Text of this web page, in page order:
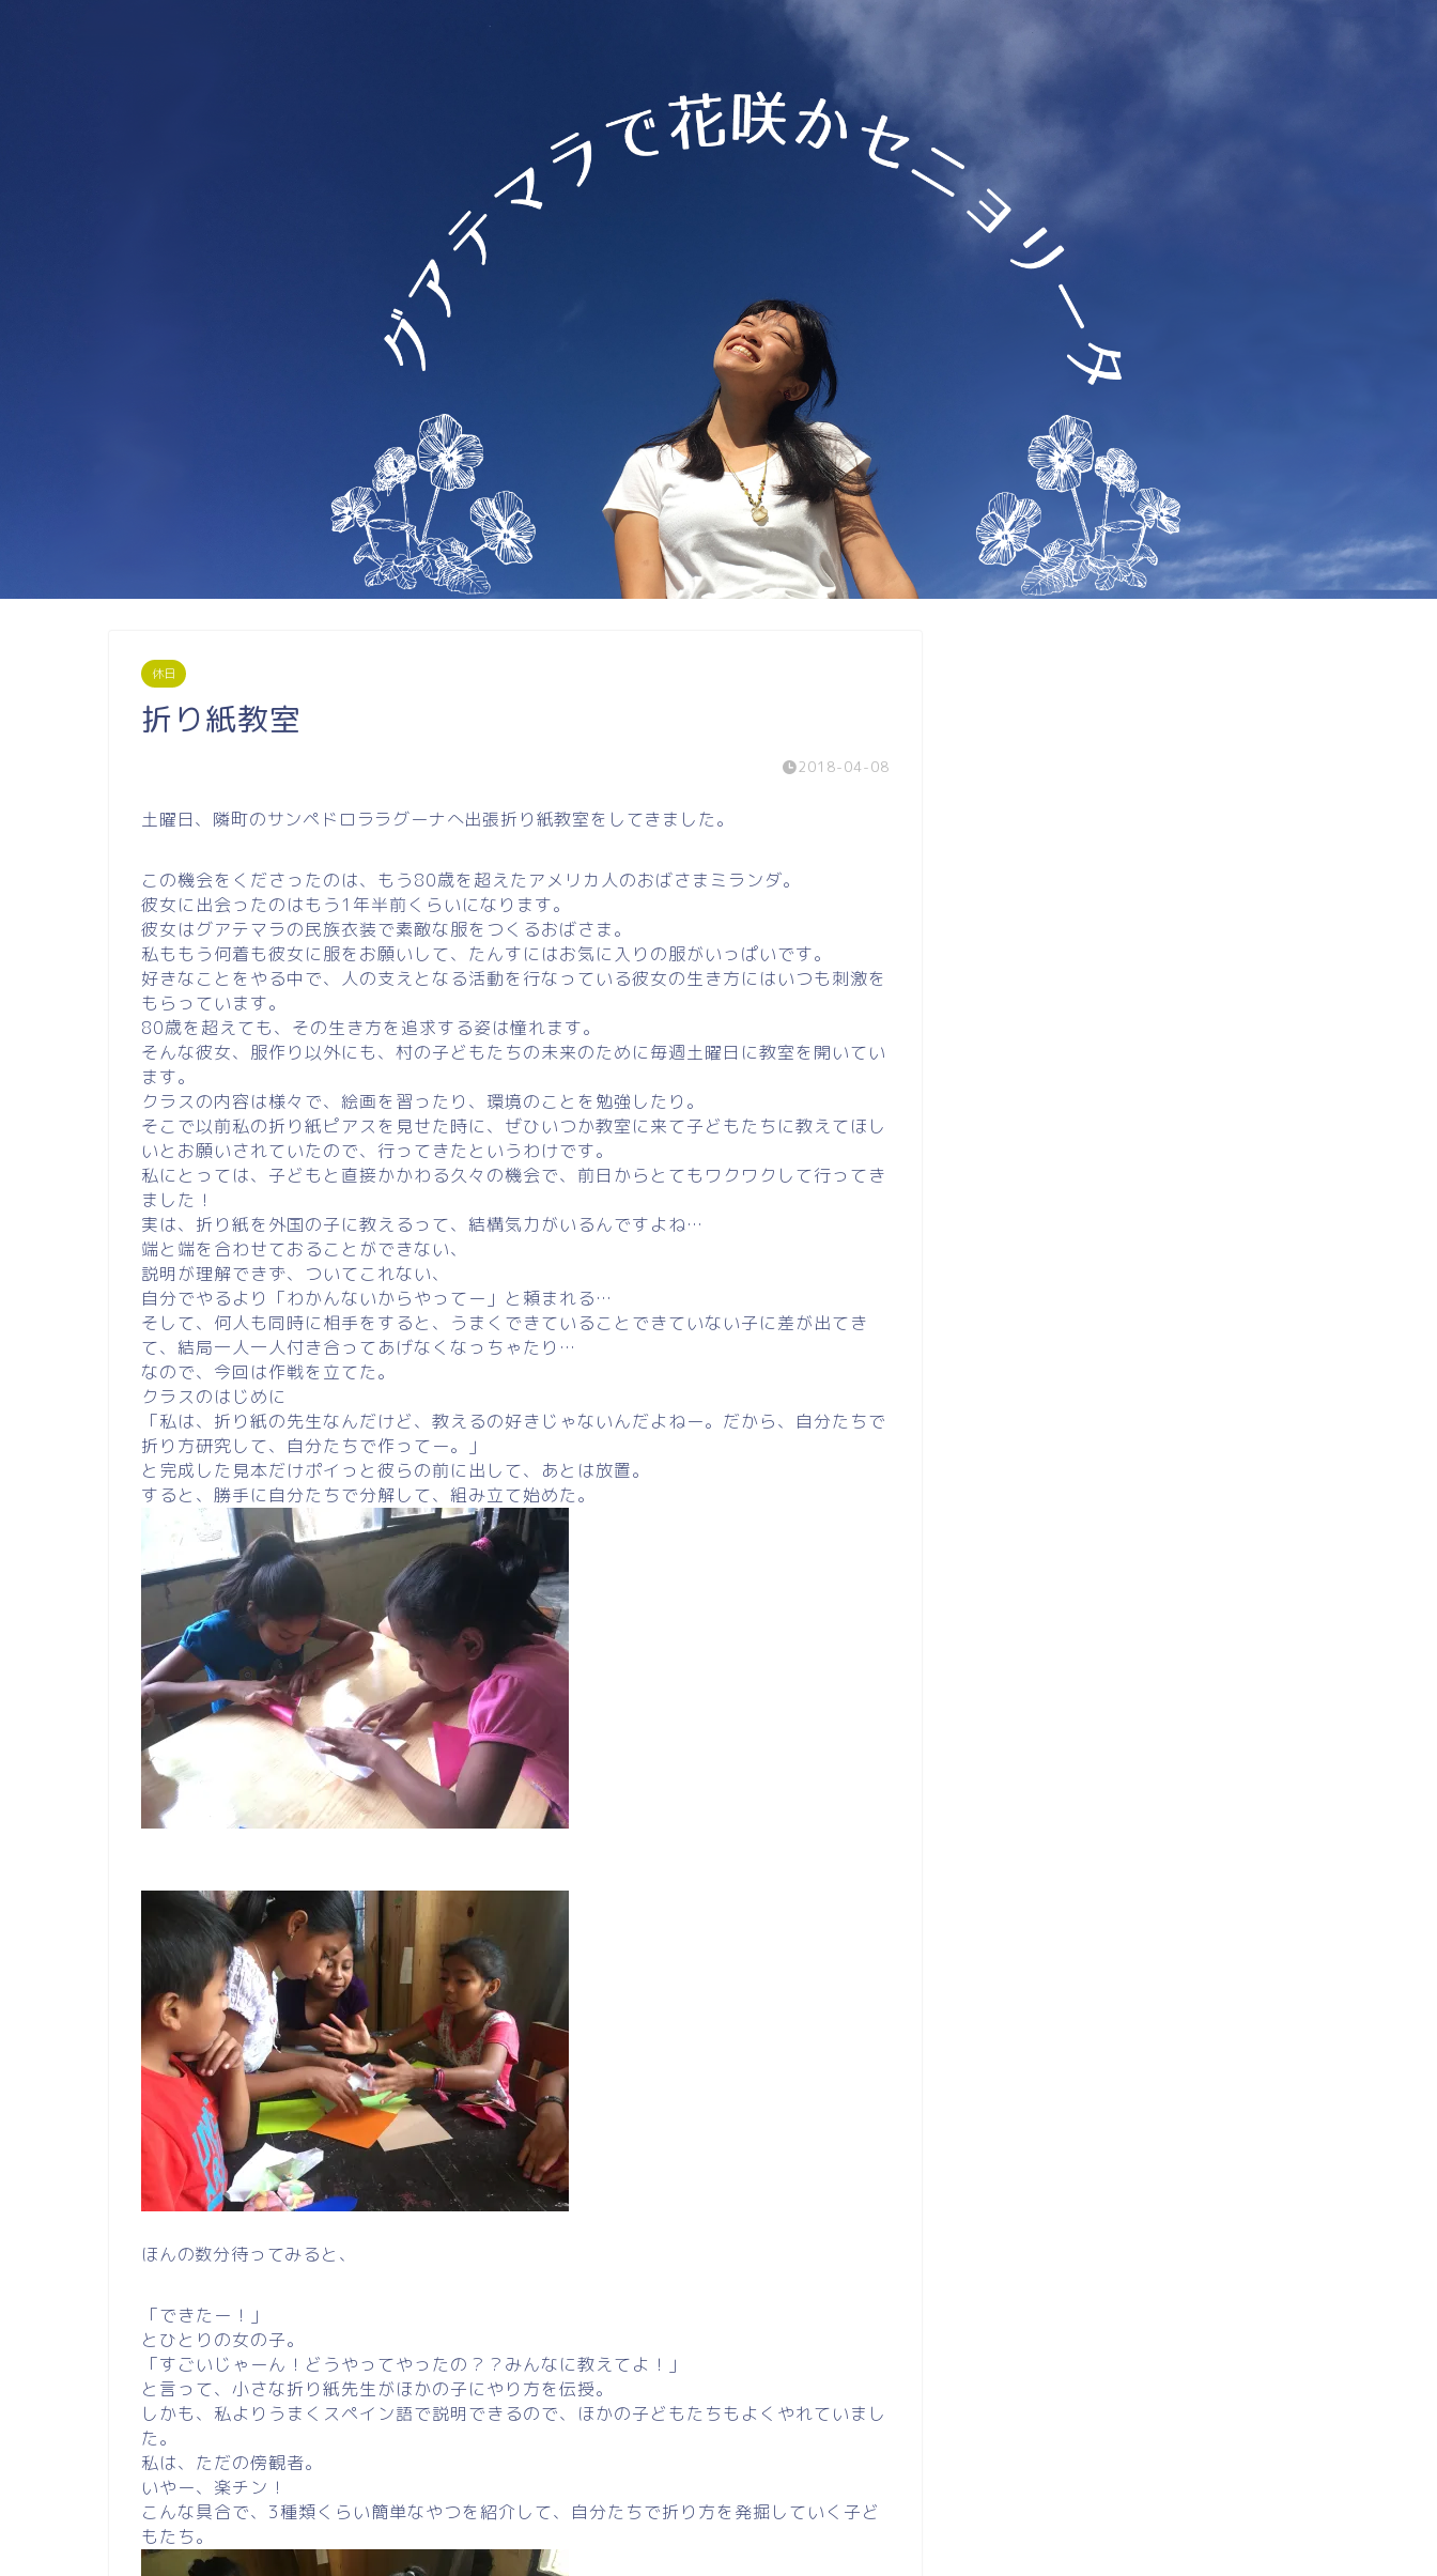
休日
折り紙教室
2018-04-08
土曜日、隣町のサンペドロララグーナへ出張折り紙教室をしてきました。
この機会をくださったのは、もう80歳を超えたアメリカ人のおばさまミランダ。
彼女に出会ったのはもう1年半前くらいになります。
彼女はグアテマラの民族衣装で素敵な服をつくるおばさま。
私ももう何着も彼女に服をお願いして、たんすにはお気に入りの服がいっぱいです。
好きなことをやる中で、人の支えとなる活動を行なっている彼女の生き方にはいつも刺激を
もらっています。
80歳を超えても、その生き方を追求する姿は憧れます。
そんな彼女、服作り以外にも、村の子どもたちの未来のために毎週土曜日に教室を開いてい
ます。
クラスの内容は様々で、絵画を習ったり、環境のことを勉強したり。
そこで以前私の折り紙ピアスを見せた時に、ぜひいつか教室に来て子どもたちに教えてほし
いとお願いされていたので、行ってきたというわけです。
私にとっては、子どもと直接かかわる久々の機会で、前日からとてもワクワクして行ってき
ました！
実は、折り紙を外国の子に教えるって、結構気力がいるんですよね…
端と端を合わせておることができない、
説明が理解できず、ついてこれない、
自分でやるより「わかんないからやってー」と頼まれる…
そして、何人も同時に相手をすると、うまくできていることできていない子に差が出てき
て、結局一人一人付き合ってあげなくなっちゃたり…
なので、今回は作戦を立てた。
クラスのはじめに
「私は、折り紙の先生なんだけど、教えるの好きじゃないんだよねー。だから、自分たちで
折り方研究して、自分たちで作ってー。」
と完成した見本だけポイっと彼らの前に出して、あとは放置。
すると、勝手に自分たちで分解して、組み立て始めた。
ほんの数分待ってみると、
「できたー！」
とひとりの女の子。
「すごいじゃーん！どうやってやったの？？みんなに教えてよ！」
と言って、小さな折り紙先生がほかの子にやり方を伝授。
しかも、私よりうまくスペイン語で説明できるので、ほかの子どもたちもよくやれていまし
た。
私は、ただの傍観者。
いやー、楽チン！
こんな具合で、3種類くらい簡単なやつを紹介して、自分たちで折り方を発掘していく子ど
もたち。